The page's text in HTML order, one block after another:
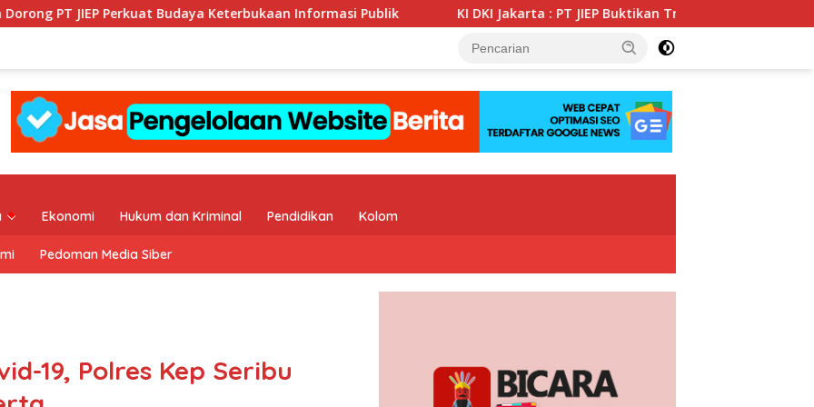
Budaya Keterbukaan Informasi Publik KI DKI Jakarta : PT JIEP Buktikan Transparansi KIP Mampu Perkuat Tata
Ekonomi Hukum dan Kriminal Pendidikan Kolom
Pedoman Media Siber
19, Polres Kep Seribu